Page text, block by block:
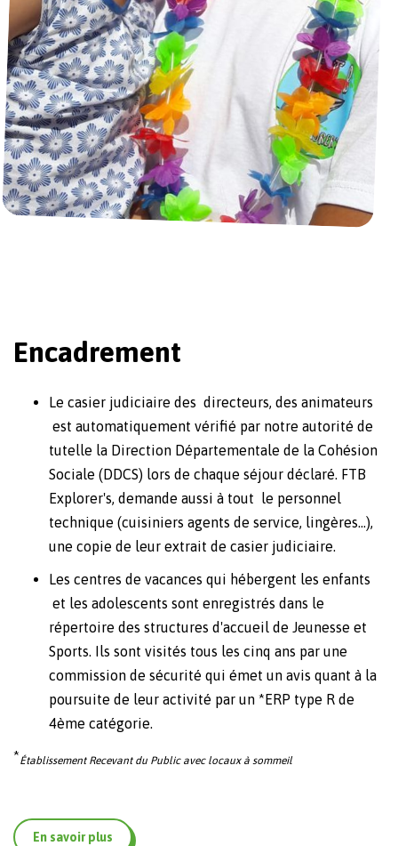
Encadrement
Le casier judiciaire des directeurs, des animateurs
est automatiquement vérifié par notre autorité de
tutelle la Direction Départementale de la Cohésion
Sociale (DDCS) lors de chaque séjour déclaré. FTB
Explorer's, demande aussi à tout le personnel
technique (cuisiniers agents de service, lingères...),
une copie de leur extrait de casier judiciaire.
Les centres de vacances qui hébergent les enfants
et les adolescents sont enregistrés dans le
répertoire des structures d'accueil de Jeunesse et
Sports. Ils sont visités tous les cinq ans par une
commission de sécurité qui émet un avis quant à la
poursuite de leur activité par un *ERP type R de
4ème catégorie.
*Établissement Recevant du Public avec locaux à sommeil
En savoir plus